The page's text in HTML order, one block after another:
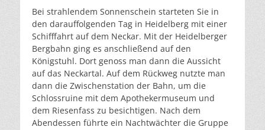
Bei strahlendem Sonnenschein starteten Sie in
den darauffolgenden Tag in Heidelberg mit einer
Schifffahrt auf dem Neckar. Mit der Heidelberger
Bergbahn ging es anschließend auf den
Königstuhl. Dort genoss man dann die Aussicht
auf das Neckartal. Auf dem Rückweg nutzte man
dann die Zwischenstation der Bahn, um die
Schlossruine mit dem Apothekermuseum und
dem Riesenfass zu besichtigen. Nach dem
Abendessen führte ein Nachtwächter die Gruppe